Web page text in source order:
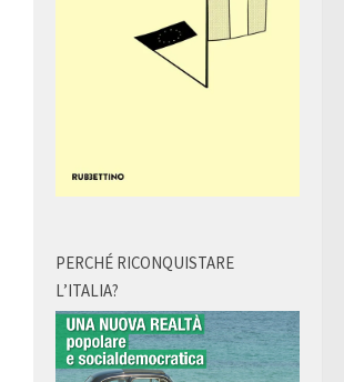
PERCHÉ RICONQUISTARE
L’ITALIA?